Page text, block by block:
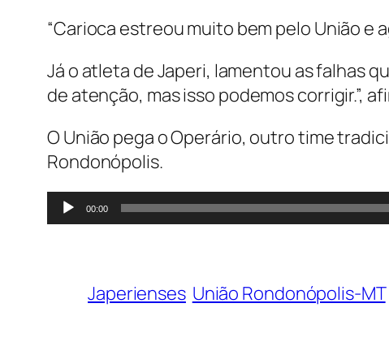
“Carioca estreou muito bem pelo União e
Já o atleta de Japeri, lamentou as falhas
de atenção, mas isso podemos corrigir.”,
O União pega o Operário, outro time
Rondonópolis.
Tocador
de
00:00
Japerienses União Rondonópolis-MT